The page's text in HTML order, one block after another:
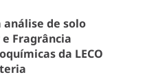
análise de solo
Fragrância
da LECO